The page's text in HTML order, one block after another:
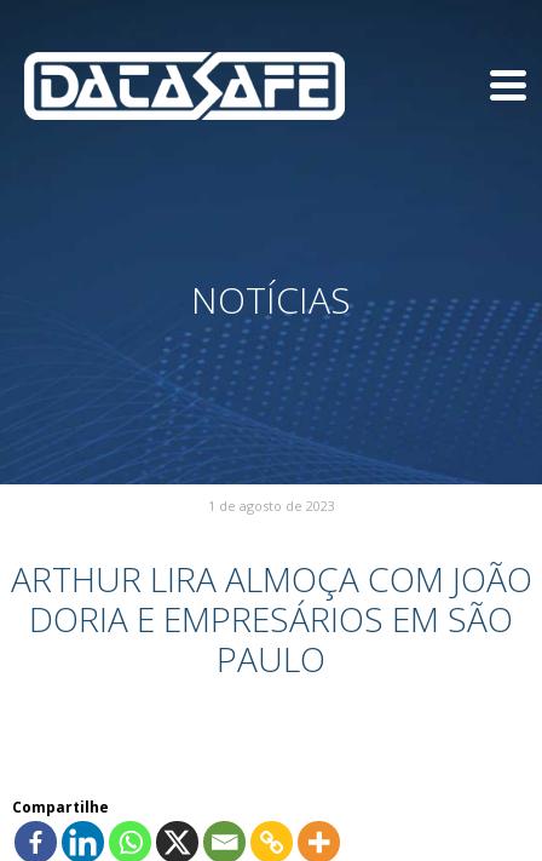
NOTÍCIAS
1 de agosto de 2023
ARTHUR LIRA ALMOÇA COM JOÃO
DORIA E EMPRESÁRIOS EM SÃO
PAULO
Compartilhe